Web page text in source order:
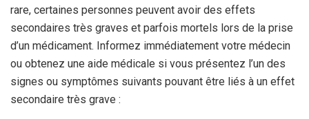
rare, certaines personnes peuvent avoir des effets
secondaires très graves et parfois mortels lors de la prise
d’un médicament. Informez immédiatement votre médecin
ou obtenez une aide médicale si vous présentez l’un des
signes ou symptômes suivants pouvant être liés à un effet
secondaire très grave :